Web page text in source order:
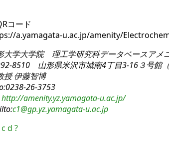
a.yamagata-u.ac.jp/amenity/
大学大学院 理工学研究科データベースアメ
8510 山形県米沢市城南4丁目3-16３号館
授 伊藤智博
26-3753
http://amenity.yz.yamagata-u.ac.jp/
c1@gp.yz.yamagata-u.ac.jp
c d ?